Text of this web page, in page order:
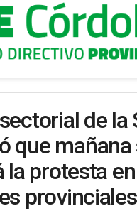
de la
que mañana
la protesta
provinciales